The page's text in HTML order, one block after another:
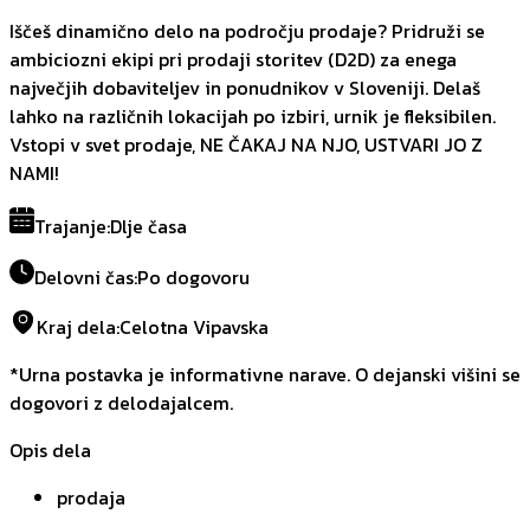
Iščeš dinamično delo na področju prodaje? Pridruži se
ambiciozni ekipi pri prodaji storitev (D2D) za enega
največjih dobaviteljev in ponudnikov v Sloveniji. Delaš
lahko na različnih lokacijah po izbiri, urnik je fleksibilen.
Vstopi v svet prodaje, NE ČAKAJ NA NJO, USTVARI JO Z
NAMI!
Trajanje:Dlje časa
Delovni čas:Po dogovoru
Kraj dela:Celotna Vipavska
*Urna postavka je informativne narave. O dejanski višini se
dogovori z delodajalcem.
Opis dela
prodaja